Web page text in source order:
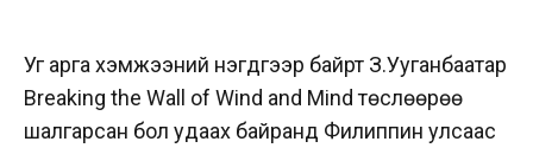
Уг арга хэмжээний нэгдүгээр байрт З.Ууганбаатар
Breaking the Wall of Wind and Mind төслөөрөө
шалгарсан бол удаах байранд Филиппин улсаас